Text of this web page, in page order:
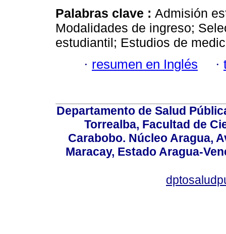
Palabras clave : Admisión
Modalidades de ingreso;
estudiantil; Estudios de
· resumen en Inglés ·
Departamento de Salud
Torrealba, Facultad de
Carabobo. Núcleo Aragua,
Maracay, Estado Aragua-